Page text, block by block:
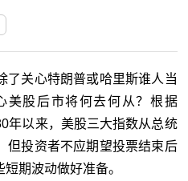
了关心特朗普或哈里斯谁人当
美股后市将何去何从？根据
年以来，美股三大指数从总统
但投资者不应期望投票结束后
期波动做好准备。